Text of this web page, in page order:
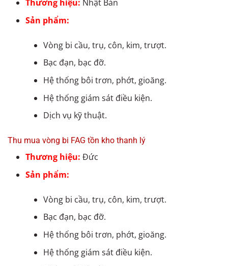
Thương hiệu: Nhật Bản
Sản phẩm:
Vòng bi cầu, trụ, côn, kim, trượt.
Bạc đạn, bạc đỡ.
Hệ thống bôi trơn, phớt, gioăng.
Hệ thống giám sát điều kiện.
Dịch vụ kỹ thuật.
Thu mua vòng bi FAG tồn kho thanh lý
Thương hiệu: Đức
Sản phẩm:
Vòng bi cầu, trụ, côn, kim, trượt.
Bạc đạn, bạc đỡ.
Hệ thống bôi trơn, phớt, gioăng.
Hệ thống giám sát điều kiện.